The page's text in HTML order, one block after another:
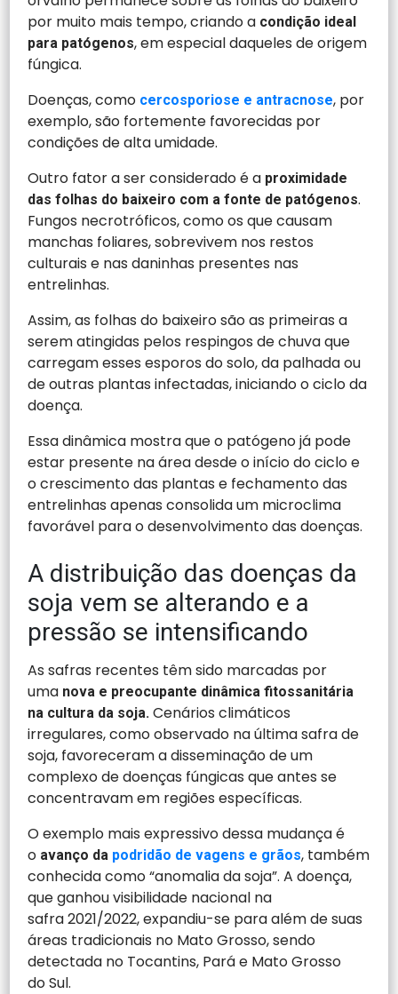
por muito mais tempo, criando a condição ideal
para patógenos, em especial daqueles de origem
fúngica.
Doenças, como cercosporiose e antracnose, por
exemplo, são fortemente favorecidas por
condições de alta umidade.
Outro fator a ser considerado é a proximidade
das folhas do baixeiro com a fonte de patógenos.
Fungos necrotróficos, como os que causam
manchas foliares, sobrevivem nos restos
culturais e nas daninhas presentes nas
entrelinhas.
Assim, as folhas do baixeiro são as primeiras a
serem atingidas pelos respingos de chuva que
carregam esses esporos do solo, da palhada ou
de outras plantas infectadas, iniciando o ciclo da
doença.
Essa dinâmica mostra que o patógeno já pode
estar presente na área desde o início do ciclo e
o crescimento das plantas e fechamento das
entrelinhas apenas consolida um microclima
favorável para o desenvolvimento das doenças.
A distribuição das doenças da
soja vem se alterando e a
pressão se intensificando
As safras recentes têm sido marcadas por
uma nova e preocupante dinâmica fitossanitária
na cultura da soja.Cenários climáticos
irregulares, como observado na última safra de
soja, favoreceram a disseminação de um
complexo de doenças fúngicas que antes se
concentravam em regiões específicas.
O exemplo mais expressivo dessa mudança é
o avanço da podridão de vagens e grãos, também
conhecida como “anomalia da soja”. A doença,
que ganhou visibilidade nacional na
safra 2021/2022, expandiu-se para além de suas
áreas tradicionais no Mato Grosso, sendo
detectada no Tocantins, Pará e Mato Grosso
do Sul.